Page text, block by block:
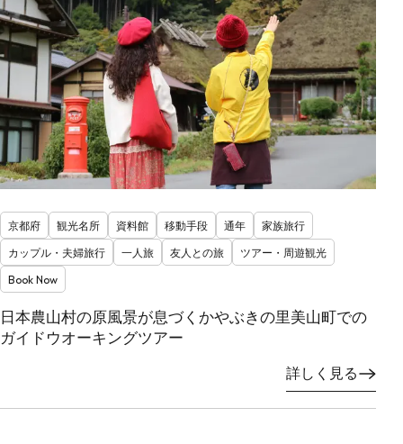
京都府 観光名所 資料館 移動手段 通年
家族旅行
カップル・夫婦旅行
一人旅 友人との旅
ツアー・周遊観光
Book Now
日本農山村の原風景が息づくかやぶきの里美山町での
ガイドウオーキングツアー
詳しく見る